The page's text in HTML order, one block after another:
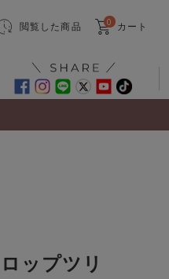
閲覧した商品 0 カート
ップツリ